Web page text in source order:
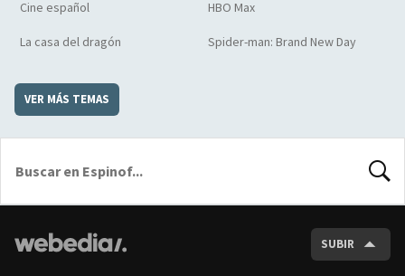
Cine español HBO Max
La casa del dragón Spider-man: Brand New Day
VER MÁS TEMAS
SUBIR